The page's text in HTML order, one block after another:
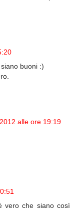
buoni :)
alle ore 19:19
vero che siano così